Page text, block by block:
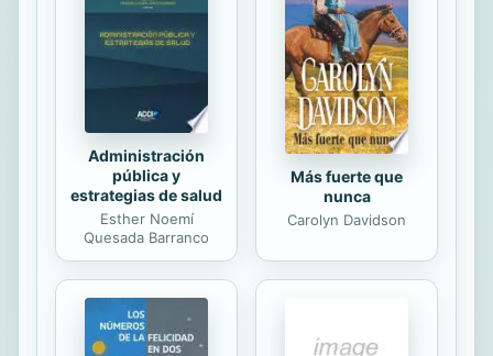
sustentados en el trabajo, el servicio
y la calidad tiene su referente en los
valores de honestidad, solidaridad y
justicia. Ya que solo un trabajo
Administración
pública y
estrategias de salud
Esther Noemí
Quesada Barranco
Más fuerte que
nunca
Carolyn Davidson